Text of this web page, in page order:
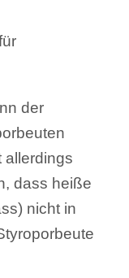
der
allerdings
dass heiße
nicht in